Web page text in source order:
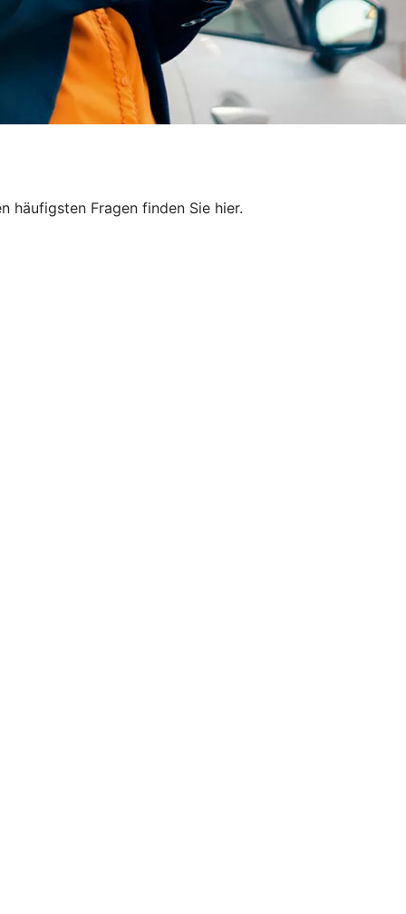
häufigsten Fragen finden Sie hier.